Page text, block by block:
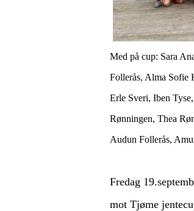
Med på cup: Sara
Follerås, Alma Sofie
Erle Sveri, Iben
Rønningen, Thea
Audun Follerås,
Fredag
mot Tjøme